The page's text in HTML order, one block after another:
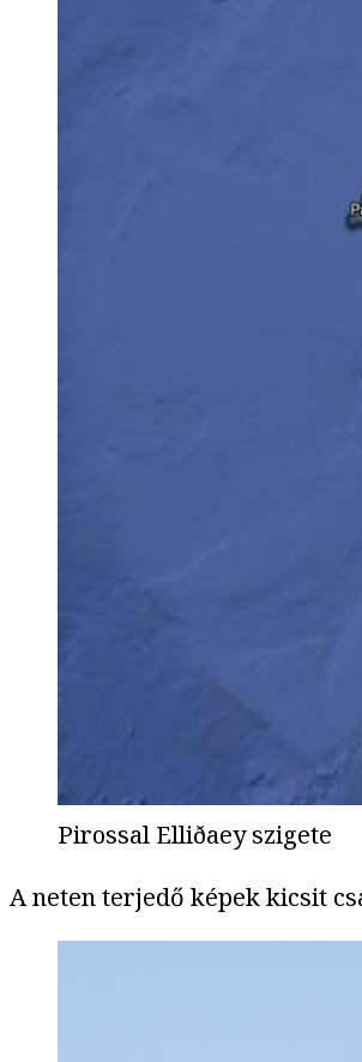
Pirossal Elliðaey szigete
A neten terjedő képek kicsit